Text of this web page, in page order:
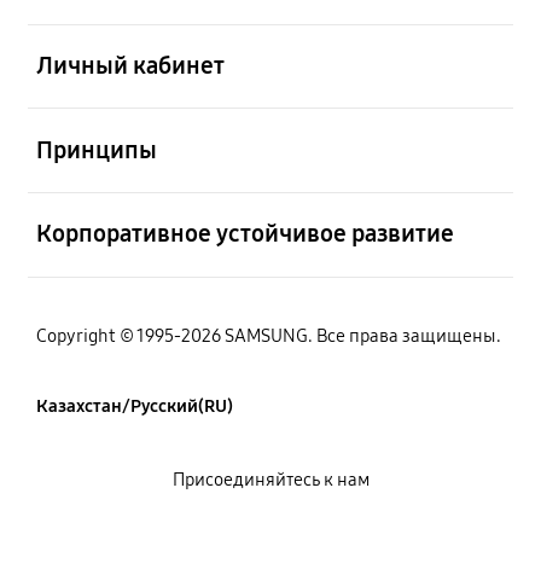
Личный кабинет
Принципы
Корпоративное устойчивое развитие
Copyright © 1995-2026 SAMSUNG. Все права защищены.
Казахстан/Русский(RU)
Присоединяйтесь к нам